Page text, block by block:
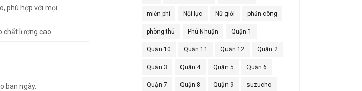
phù hợp với mọi
chất lượng cao.
ban ngày.
miễn phí Nội lực Nữ giới phản công
phòng thủ Phú Nhuận Quận 1
Quận 10 Quận 11 Quận 12 Quận 2
Quận 3 Quận 4 Quận 5 Quận 6
Quận 7 Quận 8 Quận 9 suzucho